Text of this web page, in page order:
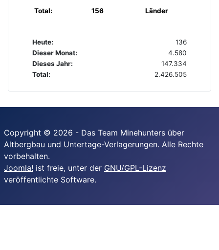
Total: 156 Länder
Heute:
136
Dieser Monat:
4.580
Dieses Jahr:
147.334
Total:
2.426.505
Copyright © 2026 - Das Team Minehunters über
Altbergbau und Untertage-Verlagerungen. Alle Rechte
vorbehalten.
Joomla! ist freie, unter der GNU/GPL-Lizenz
veröffentlichte Software.